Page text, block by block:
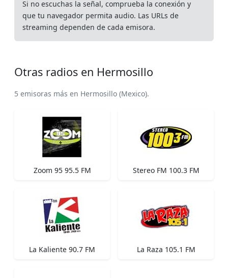
Si no escuchas la señal, comprueba la conexión y
que tu navegador permita audio. Las URLs de
streaming dependen de cada emisora.
Otras radios en Hermosillo
5 emisoras más en Hermosillo (Mexico).
Zoom 95 95.5 FM Stereo FM 100.3 FM
La Kaliente 90.7 FM La Raza 105.1 FM